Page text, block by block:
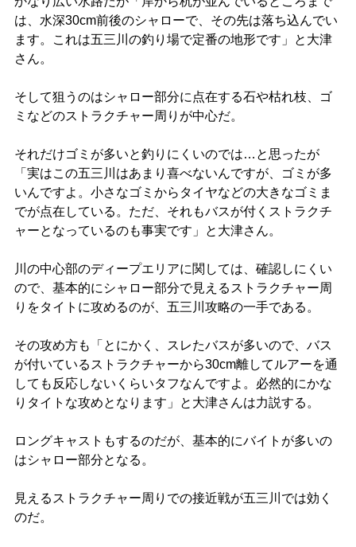
は、水深30cm前後のシャローで、その先は落ち込んでい
ます。これは五三川の釣り場で定番の地形です」と大津
さん。
そして狙うのはシャロー部分に点在する石や枯れ枝、ゴ
ミなどのストラクチャー周りが中心だ。
それだけゴミが多いと釣りにくいのでは…と思ったが
「実はこの五三川はあまり喜べないんですが、ゴミが多
いんですよ。小さなゴミからタイヤなどの大きなゴミま
でが点在している。ただ、それもバスが付くストラクチ
ャーとなっているのも事実です」と大津さん。
川の中心部のディープエリアに関しては、確認しにくい
ので、基本的にシャロー部分で見えるストラクチャー周
りをタイトに攻めるのが、五三川攻略の一手である。
その攻め方も「とにかく、スレたバスが多いので、バス
が付いているストラクチャーから30cm離してルアーを通
しても反応しないくらいタフなんですよ。必然的にかな
りタイトな攻めとなります」と大津さんは力説する。
ロングキャストもするのだが、基本的にバイトが多いの
はシャロー部分となる。
見えるストラクチャー周りでの接近戦が五三川では効く
のだ。